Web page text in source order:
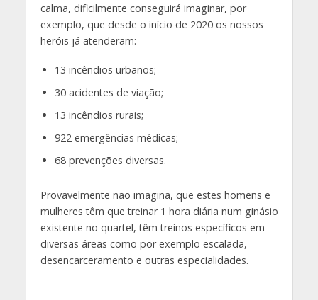
calma, dificilmente conseguirá imaginar, por
exemplo, que desde o início de 2020 os nossos
heróis já atenderam:
13 incêndios urbanos;
30 acidentes de viação;
13 incêndios rurais;
922 emergências médicas;
68 prevenções diversas.
Provavelmente não imagina, que estes homens e
mulheres têm que treinar 1 hora diária num ginásio
existente no quartel, têm treinos específicos em
diversas áreas como por exemplo escalada,
desencarceramento e outras especialidades.